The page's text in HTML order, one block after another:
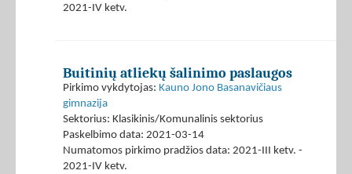
2021-IV ketv.
Buitinių atliekų šalinimo paslaugos
Pirkimo vykdytojas: Kauno Jono Basanavičiaus
gimnazija
Sektorius: Klasikinis/Komunalinis sektorius
Paskelbimo data: 2021-03-14
Numatomos pirkimo pradžios data: 2021-III ketv. -
2021-IV ketv.